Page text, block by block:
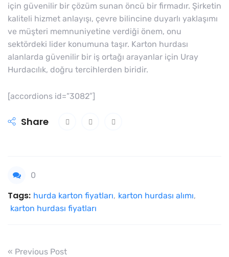
için güvenilir bir çözüm sunan öncü bir firmadır. Şirketin
kaliteli hizmet anlayışı, çevre bilincine duyarlı yaklaşımı
ve müşteri memnuniyetine verdiği önem, onu
sektördeki lider konumuna taşır. Karton hurdası
alanlarda güvenilir bir iş ortağı arayanlar için Uray
Hurdacılık, doğru tercihlerden biridir.
[accordions id=”3082″]
Share
0
Tags: hurda karton fiyatları, karton hurdası alımı,
karton hurdası fiyatları
« Previous Post